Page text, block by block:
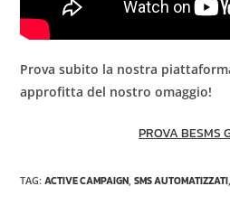
Prova subito la nostra
approfitta del nostro omaggio!
PROVA BESMS
TAG:ACTIVE CAMPAIGN, SMS AUTOMATIZZATI,